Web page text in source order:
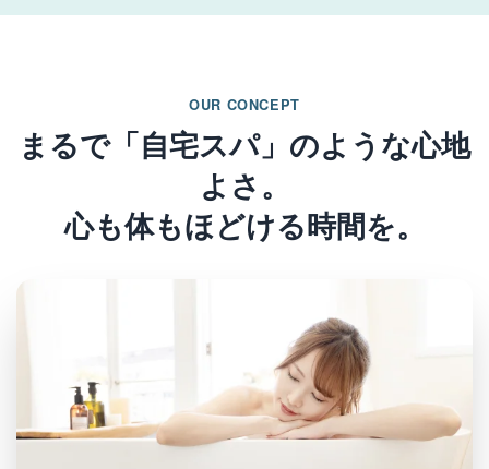
OUR CONCEPT
まるで「自宅スパ」のような心地
よさ。
心も体もほどける時間を。